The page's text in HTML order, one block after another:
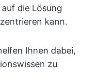
die Lösung
kann.
Ihnen dabei,
zu